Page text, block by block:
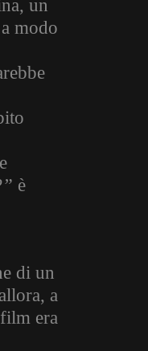
un
modo
è
di un
a
era